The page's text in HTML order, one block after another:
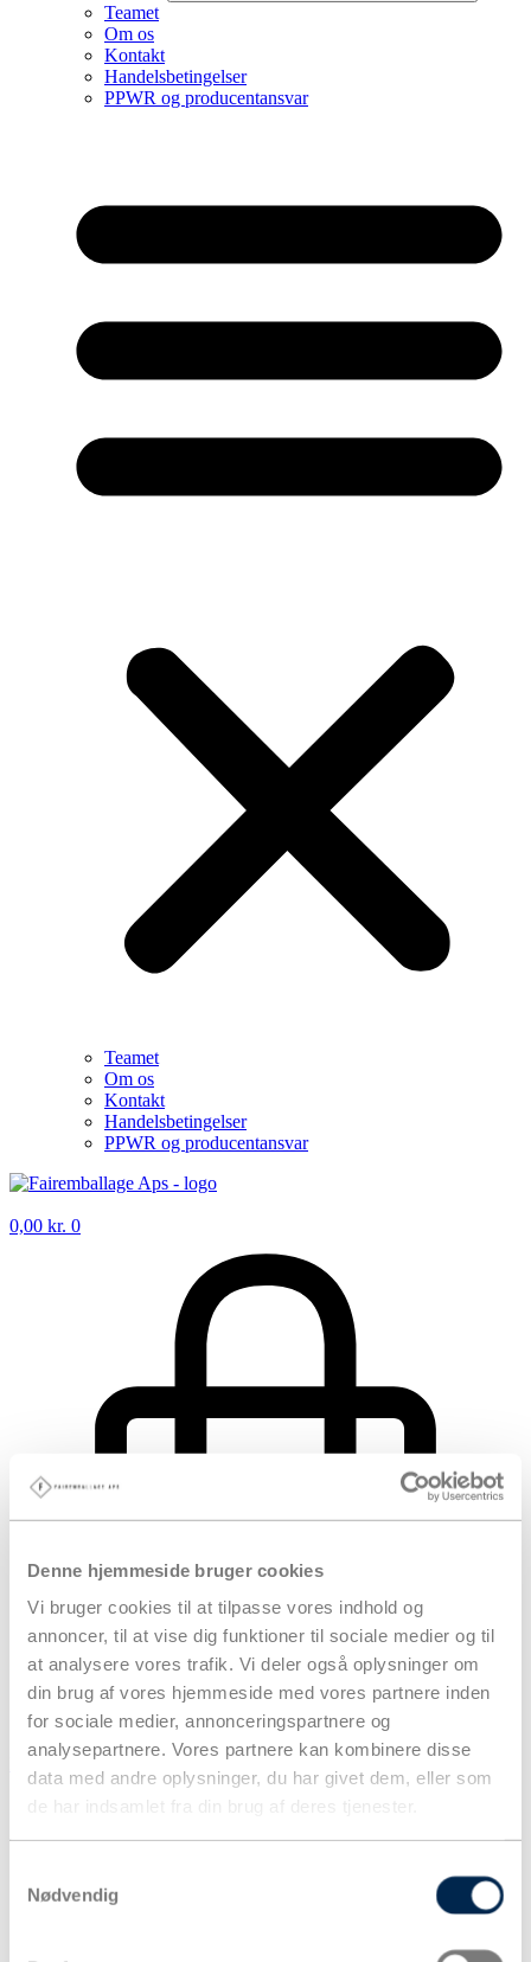
Denne hjemmeside bruger cookies
Vi bruger cookies til at tilpasse vores indhold og
annoncer, til at vise dig funktioner til sociale medier og til
at analysere vores trafik. Vi deler også oplysninger om
din brug af vores hjemmeside med vores partnere inden
for sociale medier, annonceringspartnere og
analysepartnere. Vores partnere kan kombinere disse
data med andre oplysninger, du har givet dem, eller som
de har indsamlet fra din brug af deres tjenester.
Nødvendig
Teamet
Om os
Kontakt
Handelsbetingelser
PPWR og producentansvar
Teamet
Om os
Kontakt
Handelsbetingelser
PPWR og producentansvar
0,00 kr. 0
Produkter